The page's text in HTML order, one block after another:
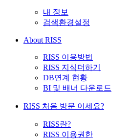
내 정보
검색환경설정
About RISS
RISS 이용방법
RISS 지식더하기
DB연계 현황
BI 및 배너 다운로드
RISS 처음 방문 이세요?
RISS란?
RISS 이용권한